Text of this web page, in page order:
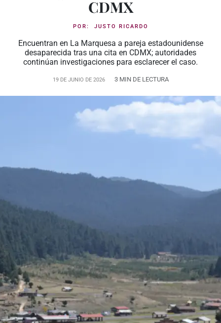
CDMX
POR: JUSTO RICARDO
Encuentran en La Marquesa a pareja estadounidense
desaparecida tras una cita en CDMX; autoridades
continúan investigaciones para esclarecer el caso.
19 DE JUNIO DE 2026 3 MIN DE LECTURA